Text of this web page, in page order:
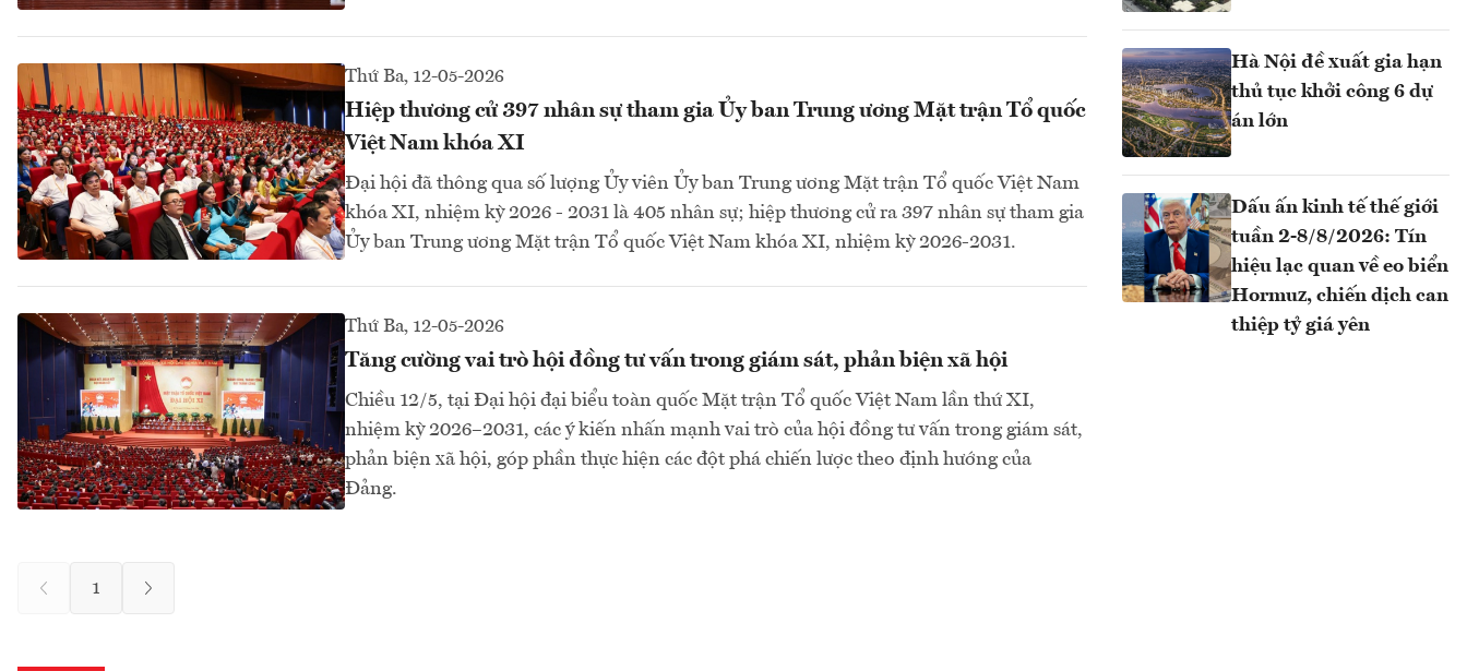
Thứ Ba, 12-05-2026
Hiệp thương cử 397 nhân sự tham gia Ủy ban Trung ương Mặt trận Tổ quốc
Việt Nam khóa XI
Đại hội đã thông qua số lượng Ủy viên Ủy ban Trung ương Mặt trận Tổ quốc Việt Nam
khóa XI, nhiệm kỳ 2026 - 2031 là 405 nhân sự; hiệp thương cử ra 397 nhân sự tham gia
Ủy ban Trung ương Mặt trận Tổ quốc Việt Nam khóa XI, nhiệm kỳ 2026-2031.
Thứ Ba, 12-05-2026
Tăng cường vai trò hội đồng tư vấn trong giám sát, phản biện xã hội
Chiều 12/5, tại Đại hội đại biểu toàn quốc Mặt trận Tổ quốc Việt Nam lần thứ XI,
nhiệm kỳ 2026–2031, các ý kiến nhấn mạnh vai trò của hội đồng tư vấn trong giám sát,
phản biện xã hội, góp phần thực hiện các đột phá chiến lược theo định hướng của
Đảng.
1
Hà Nội đề xuất gia hạn
thủ tục khởi công 6 dự
án lớn
Dấu ấn kinh tế thế giới
tuần 2-8/8/2026: Tín
hiệu lạc quan về eo biển
Hormuz, chiến dịch can
thiệp tỷ giá yên